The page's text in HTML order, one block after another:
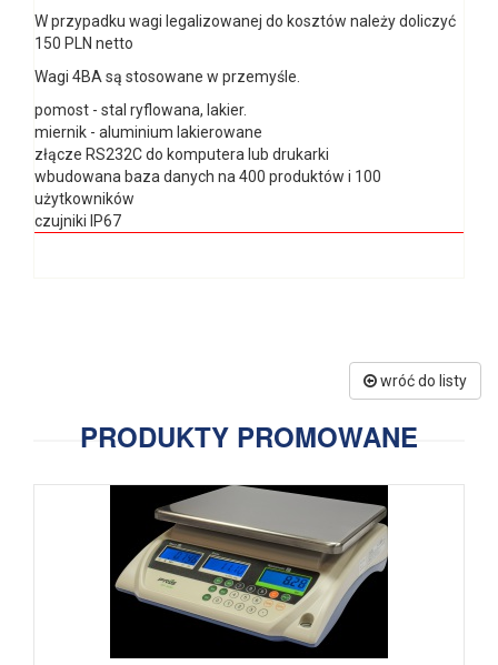
W przypadku wagi legalizowanej do kosztów należy doliczyć
150 PLN netto
Wagi 4BA są stosowane w przemyśle.
pomost - stal ryflowana, lakier.
miernik - aluminium lakierowane
złącze RS232C do komputera lub drukarki
wbudowana baza danych na 400 produktów i 100
użytkowników
czujniki IP67
wróć do listy
PRODUKTY PROMOWANE